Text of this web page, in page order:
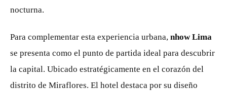
nocturna.
Para complementar esta experiencia urbana, nhow Lima
se presenta como el punto de partida ideal para descubrir
la capital. Ubicado estratégicamente en el corazón del
distrito de Miraflores. El hotel destaca por su diseño